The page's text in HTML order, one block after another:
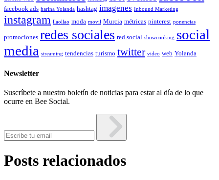
facebook ads harina Yolanda hashtag imagenes Inbound Marketing
instagram llaollao moda movil Murcia métricas pinterest ponencias
promociones redes sociales red social showcooking social
media streaming tendencias turismo twitter video web Yolanda
Newsletter
Suscríbete a nuestro boletín de noticias para estar al día de lo que
ocurre en Bee Social.
Posts relacionados